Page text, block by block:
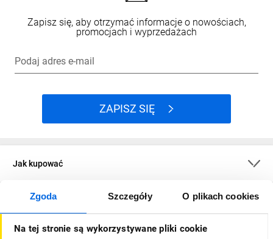
Zgoda Szczegóły O plikach cookies
Na tej stronie są wykorzystywane pliki cookie
Zapisz się, aby otrzymać informacje o nowościach,
promocjach i wyprzedażach
Podaj adres e-mail
ZAPISZ SIĘ
Jak kupować
O firmie